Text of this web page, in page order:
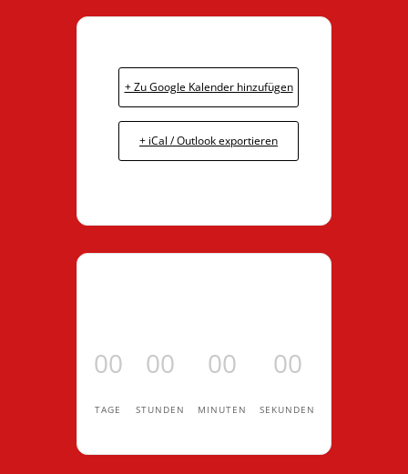
+ Zu Google Kalender hinzufügen
+ iCal / Outlook exportieren
00
TAGE
00
STUNDEN
00
MINUTEN
00
SEKUNDEN